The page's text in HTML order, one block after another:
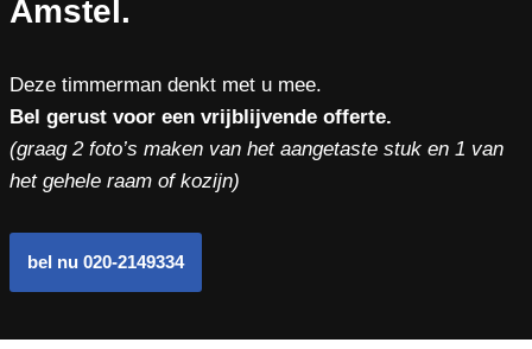
Amstel.
Deze timmerman denkt met u mee.
Bel gerust voor een vrijblijvende offerte.
(graag 2 foto’s maken van het aangetaste stuk en 1 van
het gehele raam of kozijn)
bel nu 020-2149334